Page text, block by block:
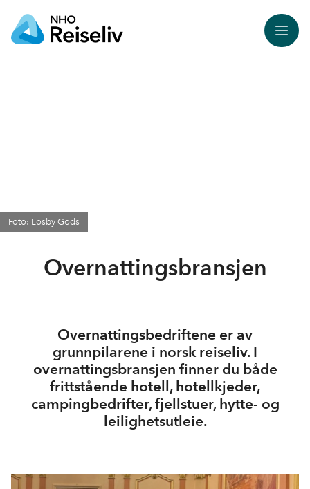
Meny
Foto: Losby Gods
Overnattingsbransjen
Overnattingsbedriftene er av
grunnpilarene i norsk reiseliv. I
overnattingsbransjen finner du både
frittstående hotell, hotellkjeder,
campingbedrifter, fjellstuer, hytte- og
leilighetsutleie.